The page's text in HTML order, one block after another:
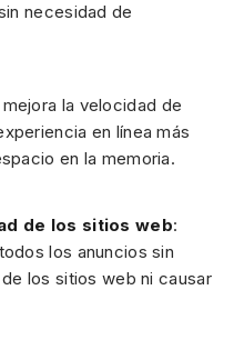
necesidad de
la velocidad de
en línea más
en la memoria.
de los sitios web:
los anuncios sin
los sitios web ni causar